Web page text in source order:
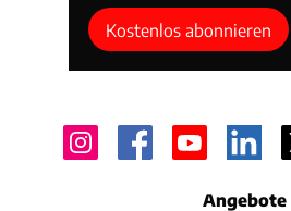
Kostenlos abonnieren
Angebote